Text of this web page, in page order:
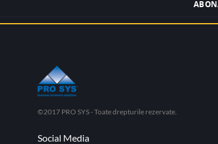
©2017 PRO SYS - Toate drepturile rezervate.
Social Media